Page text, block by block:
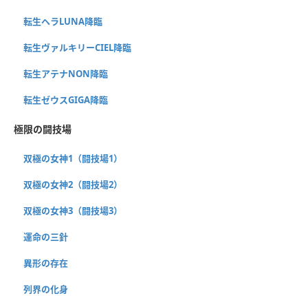
転生ヘラLUNA降臨
転生ヴァルキリーCIEL降臨
転生アテナNON降臨
転生ゼウスGIGA降臨
極限の闘技場
双極の女神1（闘技場1）
双極の女神2（闘技場2）
双極の女神3（闘技場3）
運命の三針
異形の存在
列界の化身